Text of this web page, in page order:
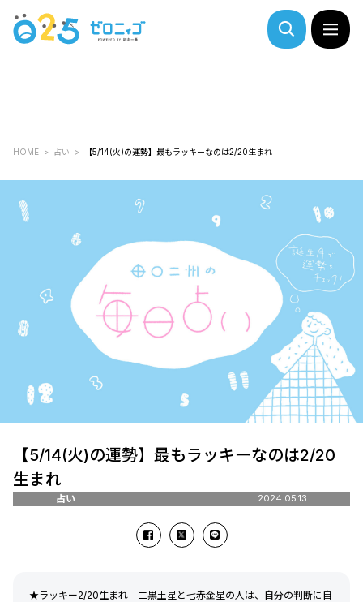
HOME 占い 【5/14(火)の運勢】最もラッキーなのは2/20生まれ
【5/14(火)の運勢】最もラッキーなのは2/20
生まれ
占い 2024.05.13
★ラッキー2/20生まれ 二黒土星と七赤金星の人は、自分の判断に自